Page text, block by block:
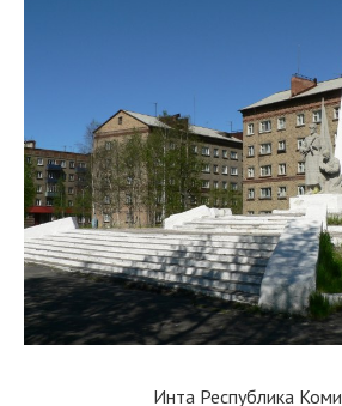
Инта Республика Коми